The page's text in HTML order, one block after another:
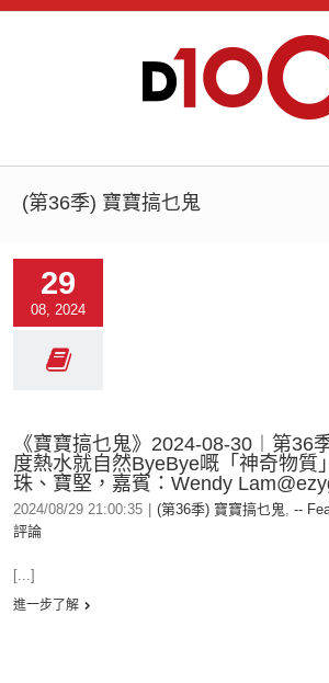
(第36季) 寶寶搞乜鬼
29
08, 2024
《寶寶搞乜鬼》2024-08-30︱第36
度熱水就自然ByeBye嘅「神奇物質
珠、寶堅，嘉賓：Wendy
2024/08/29 21:00:35 (第36季) 寶寶搞乜鬼, --
評論
[...]
進一步了解